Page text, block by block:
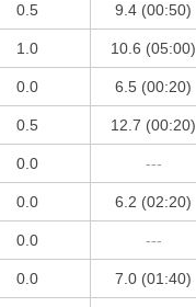
0.5 9.4 (00:50)
1.0 10.6 (05:00)
0.0 6.5 (00:20)
0.5 12.7 (00:20)
0.0 ---
0.0 6.2 (02:20)
0.0 ---
0.0 7.0 (01:40)